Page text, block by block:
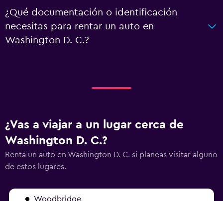
¿Qué documentación o identificación
necesitas para rentar un auto en
Washington D. C.?
¿Vas a viajar a un lugar cerca de
Washington D. C.?
Renta un auto en Washington D. C. si planeas visitar alguno
de estos lugares.
Woodbridge